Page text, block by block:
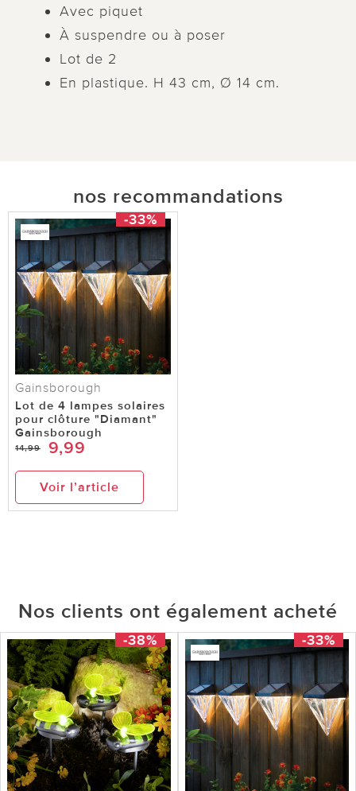
Avec piquet
À suspendre ou à poser
Lot de 2
En plastique. H 43 cm, Ø 14 cm.
nos recommandations
-33%
Gainsborough
Lot de 4 lampes solaires
pour clôture "Diamant"
Gainsborough
14,99 9,99
Voir l’article
Nos clients ont également acheté
-38% -33%